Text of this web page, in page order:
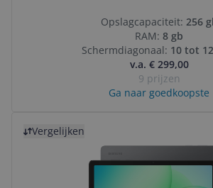
Opslagcapaciteit: 256
RAM: 8 gb
Schermdiagonaal: 10 tot
v.a. € 299,00
9 prijzen
Ga naar goedkoopste
Vergelijken